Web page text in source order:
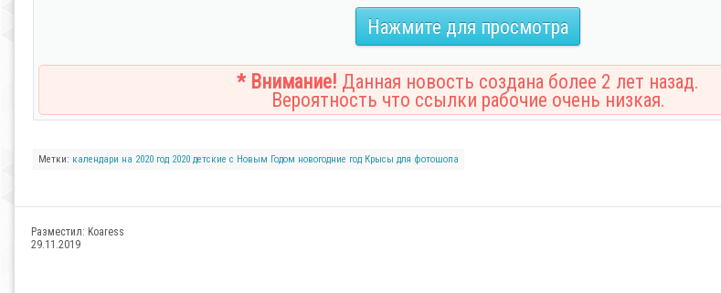
Нажмите для просмотра
* Внимание! Данная новость создана более 2 лет назад.
Вероятность что ссылки рабочие очень низкая.
Метки: календари на 2020 год 2020 детские с Новым Годом новогодние год Крысы для фотошопа
Разместил: Koaress
29.11.2019